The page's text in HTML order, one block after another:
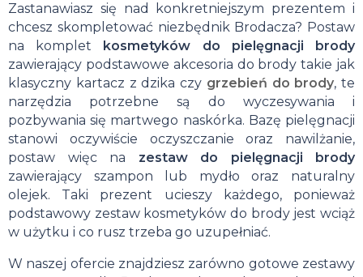
Zastanawiasz się nad konkretniejszym prezentem i
chcesz skompletować niezbędnik Brodacza? Postaw
na komplet kosmetyków do pielęgnacji brody
zawierający podstawowe akcesoria do brody takie jak
klasyczny kartacz z dzika czy grzebień do brody, te
narzędzia potrzebne są do wyczesywania i
pozbywania się martwego naskórka. Bazę pielęgnacji
stanowi oczywiście oczyszczanie oraz nawilżanie,
postaw więc na zestaw do pielęgnacji brody
zawierający szampon lub mydło oraz naturalny
olejek. Taki prezent ucieszy każdego, ponieważ
podstawowy zestaw kosmetyków do brody jest wciąż
w użytku i co rusz trzeba go uzupełniać.
W naszej ofercie znajdziesz zarówno gotowe zestawy